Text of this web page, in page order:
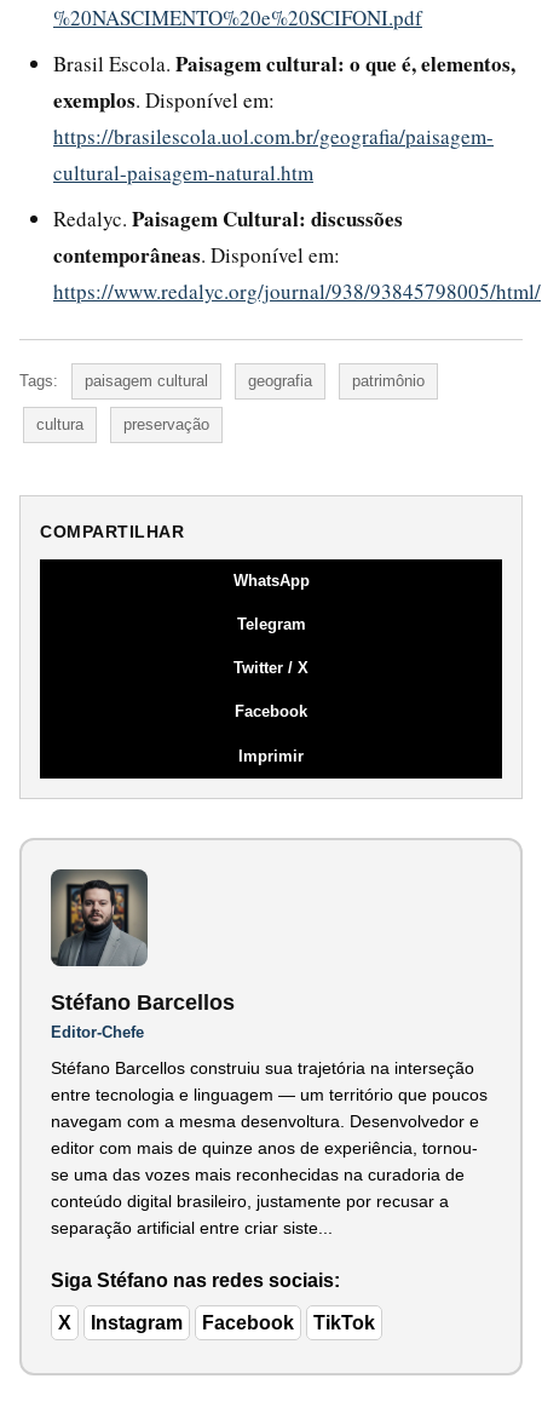
%20NASCIMENTO%20e%20SCIFONI.pdf
Brasil Escola. Paisagem cultural: o que é, elementos,
exemplos. Disponível em:
https://brasilescola.uol.com.br/geografia/paisagem-
cultural-paisagem-natural.htm
Redalyc. Paisagem Cultural: discussões
contemporâneas. Disponível em:
https://www.redalyc.org/journal/938/93845798005/html/
Tags: paisagem cultural geografia patrimônio
cultura preservação
COMPARTILHAR
WhatsApp
Telegram
Twitter / X
Facebook
Imprimir
Stéfano Barcellos
Editor-Chefe
Stéfano Barcellos construiu sua trajetória na interseção
entre tecnologia e linguagem — um território que poucos
navegam com a mesma desenvoltura. Desenvolvedor e
editor com mais de quinze anos de experiência, tornou-
se uma das vozes mais reconhecidas na curadoria de
conteúdo digital brasileiro, justamente por recusar a
separação artificial entre criar siste...
Siga Stéfano nas redes sociais:
X Instagram Facebook TikTok